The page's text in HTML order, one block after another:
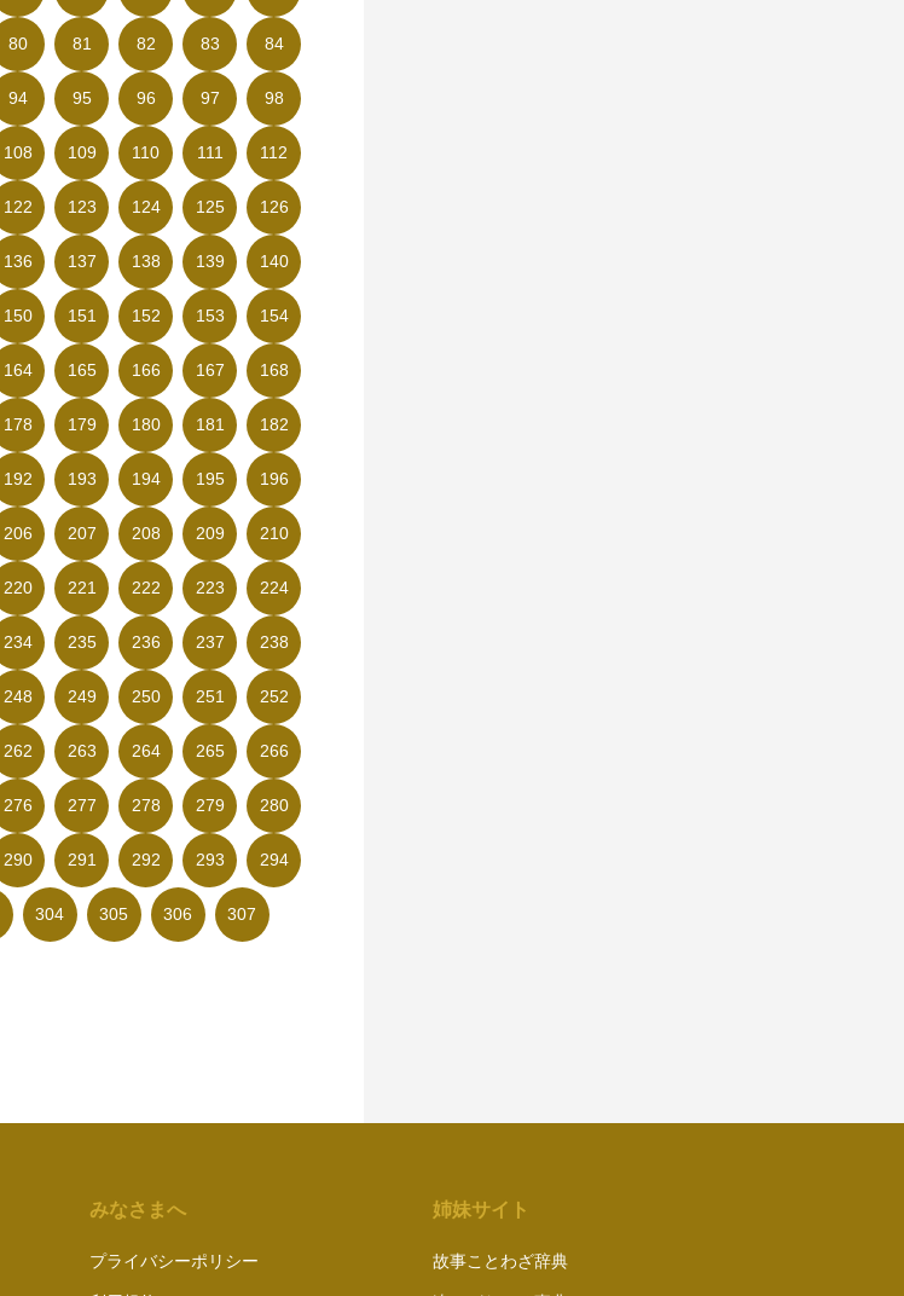
80 81 82 83 84
94 95 96 97 98
108 109 110 111 112
122 123 124 125 126
136 137 138 139 140
150 151 152 153 154
164 165 166 167 168
178 179 180 181 182
192 193 194 195 196
206 207 208 209 210
220 221 222 223 224
234 235 236 237 238
248 249 250 251 252
262 263 264 265 266
276 277 278 279 280
290 291 292 293 294
304 305 306 307
みなさまへ
プライバシーポリシー
姉妹サイト
故事ことわざ辞典